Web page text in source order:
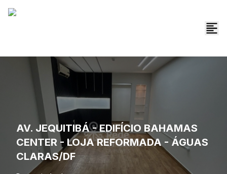
AV. JEQUITIBÁ - EDIFÍCIO BAHAMAS
CENTER - LOJA REFORMADA - ÁGUAS
CLARAS/DF